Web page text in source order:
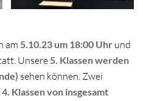
am 5.10.23 um 18:00 Uhr und
Unsere 5. Klassen werden
sehen können. Zwei
4. Klassen von insgesamt